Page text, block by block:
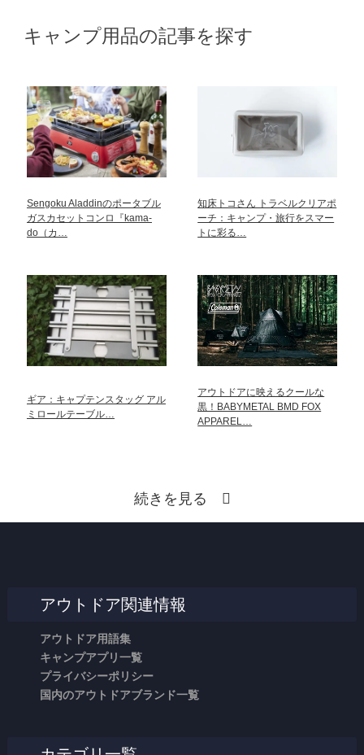
キャンプ用品の記事を探す
Sengoku Aladdinのポータブル
ガスカセットコンロ『kama-
do（カ…
知床トコさん トラベルクリアポ
ーチ：キャンプ・旅行をスマー
トに彩る…
ギア：キャプテンスタッグ アル
ミロールテーブル…
アウトドアに映えるクールな
黒！BABYMETAL BMD FOX
APPAREL…
続きを見る
アウトドア関連情報
アウトドア用語集
キャンプアプリ一覧
プライバシーポリシー
国内のアウトドアブランド一覧